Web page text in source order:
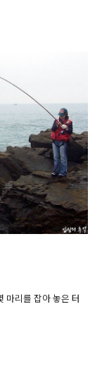
마리를 잡아 놓은 터